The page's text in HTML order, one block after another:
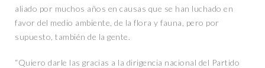
aliado por muchos años en causas que se han luchado en
favor del medio ambiente, de la flora y fauna, pero por
supuesto, también de la gente.
“Quiero darle las gracias a la dirigencia nacional del Partido